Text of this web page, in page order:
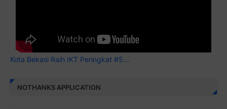
Kota Bekasi Raih IKT Peringkat #5...
NOTHANKS APPLICATION